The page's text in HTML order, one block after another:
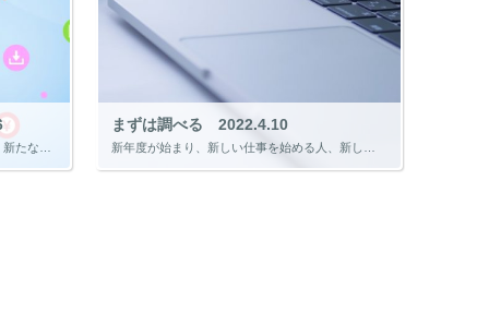
4月から新入社員として仕事を始める人、新たな部署に異動した人、転職した人など新しいことを始める人は多くいると思います。 期待する部分もありますが、不安や心配が多いのではないでしょうか。 この不安や心配は、新しいことを始め […]
まずは調べる 2022.4.10
新年度が始まり、新しい仕事を始める人、新しい学び始める人など様々だと思います。 みなさんは新しい仕事や学びを始めるにあたり、まずは何をしますか？ 私はWebで、 「どのような知識が必要か」 「どのようなことを学ぶ必要があ […]